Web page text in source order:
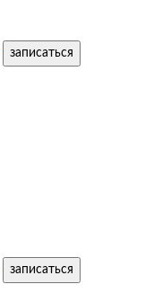
записаться
записаться